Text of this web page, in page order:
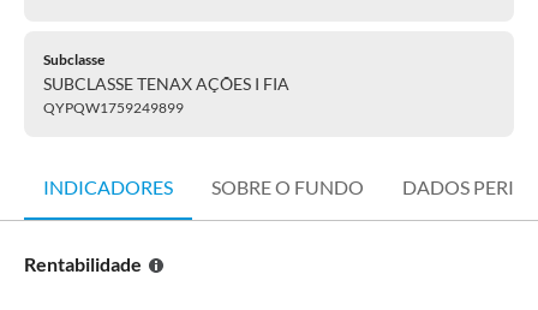
Subclasse
SUBCLASSE TENAX AÇÕES I FIA
QYPQW1759249899
INDICADORES SOBRE O FUNDO DADOS
Rentabilidade